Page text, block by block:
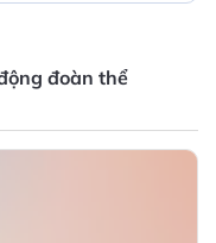
dân học vụ
57-NQ/TW
phố Huế
đoàn thể